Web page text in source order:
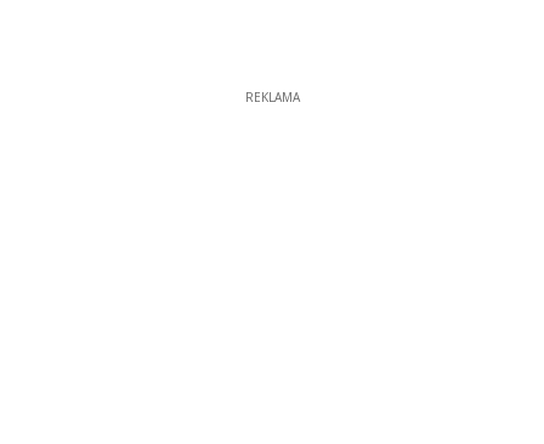
REKLAMA